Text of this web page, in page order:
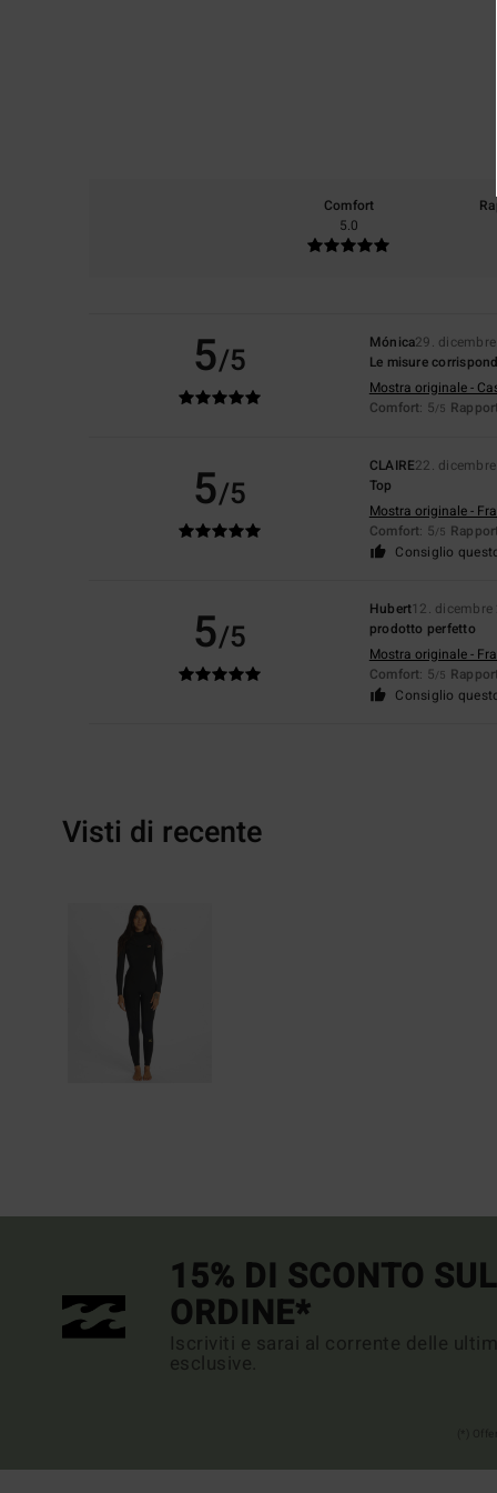
Comfort
5.0
5/5 Mónica29.
Le misure
Mostra originale -
Comfort: 5/5
5/5
CLAIRE22.
Top
Mostra originale -
Comfort: 5/5
Consiglio
5/5
Hubert12. dicembre
prodotto perfetto
Mostra originale -
Comfort: 5/5
Consiglio
Visti di recente
15% DI SCONTO
ORDINE*
Iscriviti e sarai al corrente delle
esclusive.